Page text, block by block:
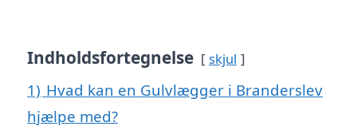
Indholdsfortegnelse skjul
1) Hvad kan en Gulvlægger i Branderslev
hjælpe med?